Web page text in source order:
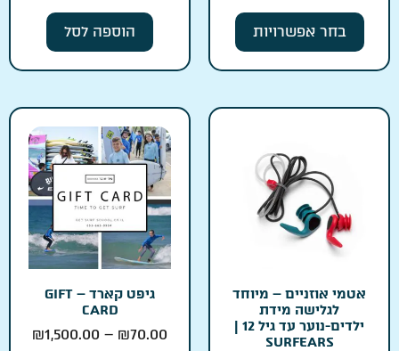
בחר אפשרויות הוספה לסל
אטמי אוזניים – מיוחד
לגלישה מידת
ילדים-נוער עד גיל 12 |
SURFEARS
גיפט קארד – GIFT
CARD
₪70.00
–
₪1,500.00